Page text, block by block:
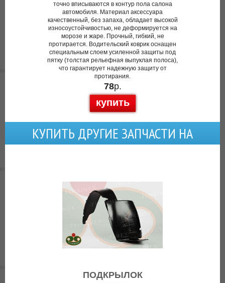
точно вписываются в контур пола салона
автомобиля. Материал аксессуара
качественный, без запаха, обладает высокой
износоустойчивостью, не деформируется на
морозе и жаре. Прочный, гибкий, не
протирается. Водительский коврик оснащен
специальным слоем усиленной защиты под
пятку (толстая рельефная выпуклая полоса),
что гарантирует надежную защиту от
протирания.
78р.
купить
КУПИТЬ ДРУГИЕ ЗАПЧАСТИ НА
ПОДКРЫЛОК